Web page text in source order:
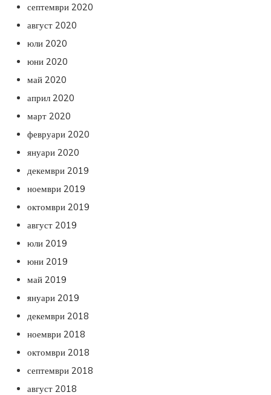
септември 2020
август 2020
юли 2020
юни 2020
май 2020
април 2020
март 2020
февруари 2020
януари 2020
декември 2019
ноември 2019
октомври 2019
август 2019
юли 2019
юни 2019
май 2019
януари 2019
декември 2018
ноември 2018
октомври 2018
септември 2018
август 2018